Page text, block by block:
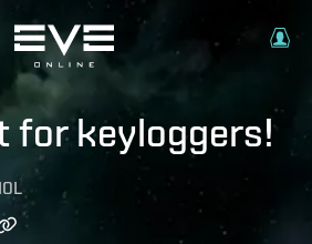
for keyloggers!